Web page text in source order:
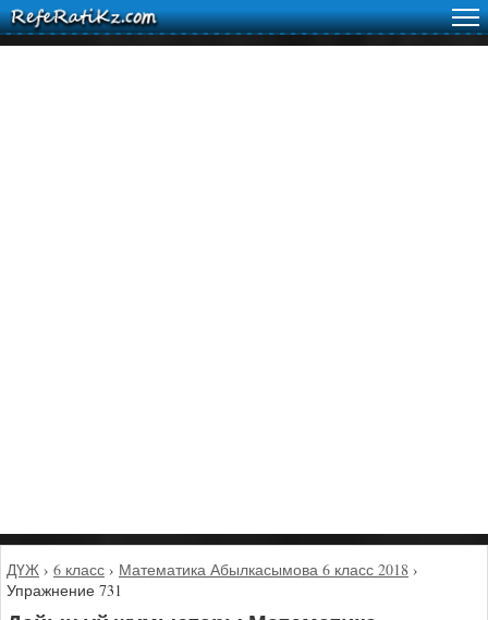
ДҮЖ › 6 класс › Математика Абылкасымова 6 класс 2018 ›
Упражнение 731